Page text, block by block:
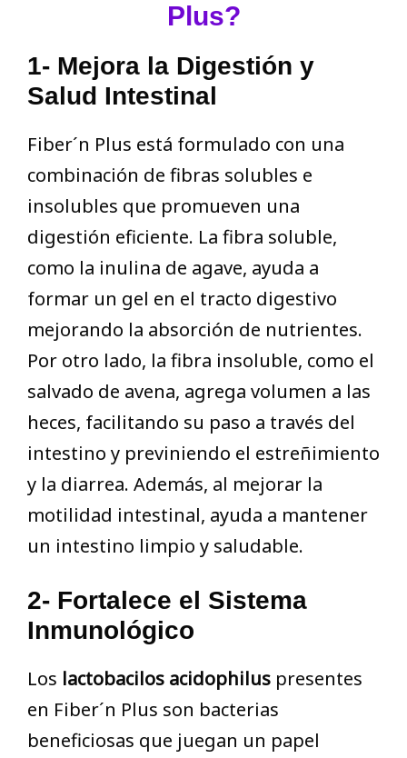
Plus?
1- Mejora la Digestión y
Salud Intestinal
Fiber´n Plus está formulado con una
combinación de fibras solubles e
insolubles que promueven una
digestión eficiente. La fibra soluble,
como la inulina de agave, ayuda a
formar un gel en el tracto digestivo
mejorando la absorción de nutrientes.
Por otro lado, la fibra insoluble, como el
salvado de avena, agrega volumen a las
heces, facilitando su paso a través del
intestino y previniendo el estreñimiento
y la diarrea. Además, al mejorar la
motilidad intestinal, ayuda a mantener
un intestino limpio y saludable.
2- Fortalece el Sistema
Inmunológico
Los lactobacilos acidophilus presentes
en Fiber´n Plus son bacterias
beneficiosas que juegan un papel